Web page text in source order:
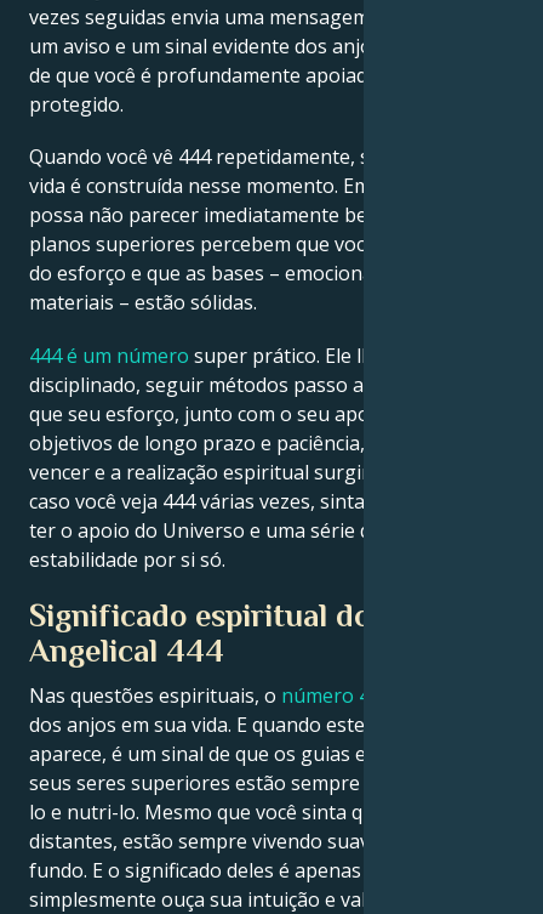
vezes seguidas envia uma mensagem bastante clara:
um aviso e um sinal evidente dos anjos e do Universo
de que você é profundamente apoiado, orientado e
protegido.
Quando você vê 444 repetidamente, significa que sua
vida é construída nesse momento. Embora isso
possa não parecer imediatamente benéfico, os
planos superiores percebem que você fez a fundação
do esforço e que as bases – emocionais, espirituais e
materiais – estão sólidas.
444 é um número super prático. Ele lhe diz para ser
disciplinado, seguir métodos passo a passo e confiar
que seu esforço, junto com o seu apontamento de
objetivos de longo prazo e paciência, ajudará você a
vencer e a realização espiritual surgirá.. Em suma,
caso você veja 444 várias vezes, sinta-se aliviado de
ter o apoio do Universo e uma série de coisas de
estabilidade por si só.
Significado espiritual do Número
Angelical 444
Nas questões espirituais, o número 444
dos anjos em sua vida. E quando este número
aparece, é um sinal de que os guias espirituais em
seus seres superiores estão sempre lá para protegê-
lo e nutri-lo. Mesmo que você sinta que eles estão
distantes, estão sempre vivendo suavemente de
fundo. E o significado deles é apenas um;
simplesmente ouça sua intuição e valide-a.